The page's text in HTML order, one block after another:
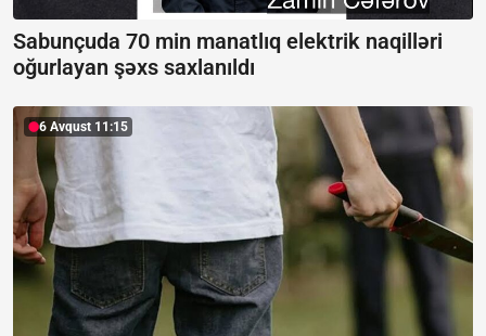
Sabunçuda 70 min manatlıq elektrik naqilləri
oğurlayan şəxs saxlanıldı
6 Avqust 11:15